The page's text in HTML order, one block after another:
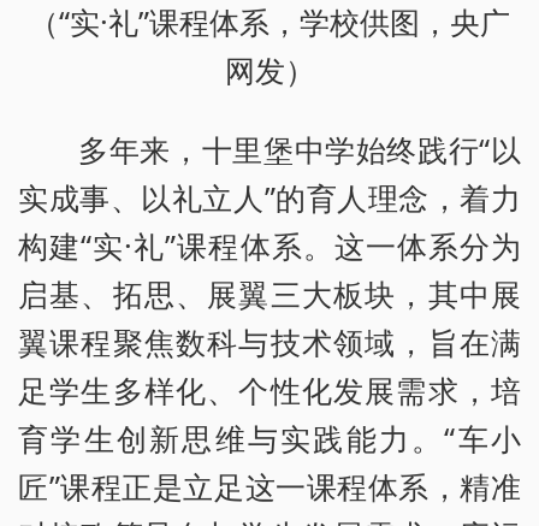
（“实·礼”课程体系，学校供图，央广
网发）
多年来，十里堡中学始终践行“以
实成事、以礼立人”的育人理念，着力
构建“实·礼”课程体系。这一体系分为
启基、拓思、展翼三大板块，其中展
翼课程聚焦数科与技术领域，旨在满
足学生多样化、个性化发展需求，培
育学生创新思维与实践能力。“车小
匠”课程正是立足这一课程体系，精准